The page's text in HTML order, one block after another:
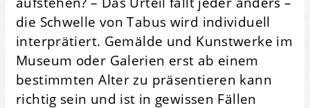
die Schwelle von Tabus wird individuell
interprätiert. Gemälde und Kunstwerke im
Museum oder Galerien erst ab einem
bestimmten Alter zu präsentieren kann
richtig sein und ist in gewissen Fällen